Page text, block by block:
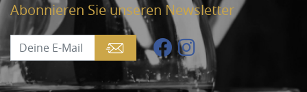
Abonnieren Sie unseren Newsletter